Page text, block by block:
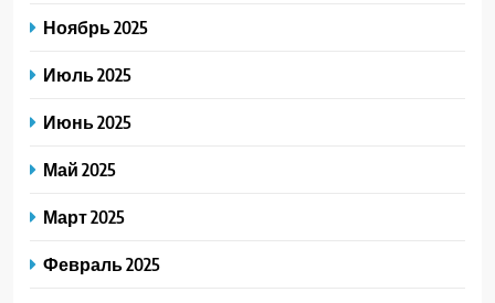
Ноябрь 2025
Июль 2025
Июнь 2025
Май 2025
Март 2025
Февраль 2025